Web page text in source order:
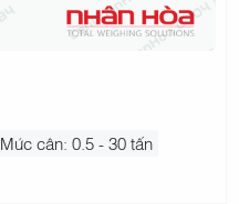
Mức cân: 0.5 - 30 tấn